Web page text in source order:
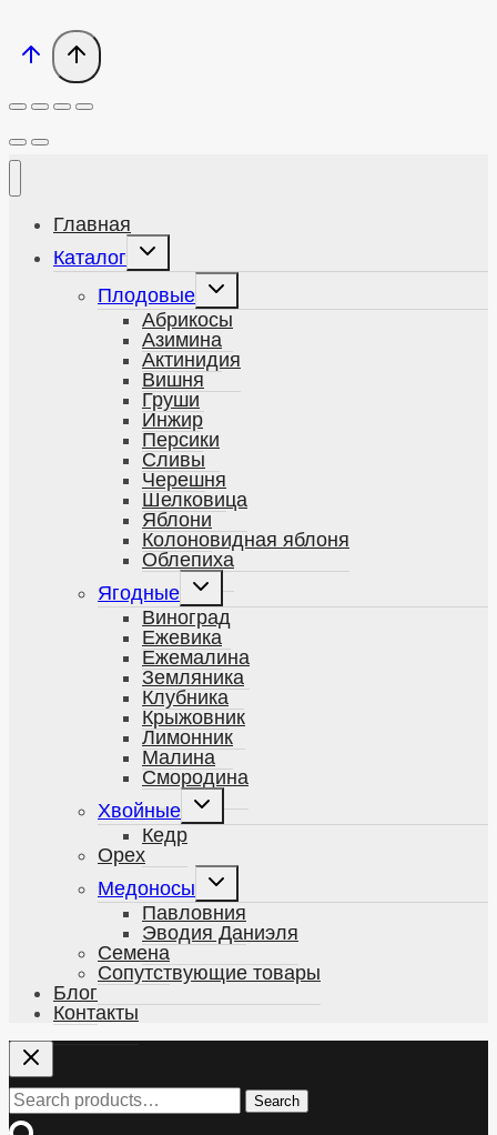
Главная
Каталог
Развернуть
дочернее
меню
Плодовые
Развернуть
дочернее
меню
Абрикосы
Азимина
Актинидия
Вишня
Груши
Инжир
Персики
Сливы
Черешня
Шелковица
Яблони
Колоновидная яблоня
Облепиха
Ягодные
Развернуть
дочернее
меню
Виноград
Ежевика
Ежемалина
Земляника
Клубника
Крыжовник
Лимонник
Малина
Смородина
Хвойные
Развернуть
дочернее
меню
Кедр
Орех
Медоносы
Развернуть
дочернее
меню
Павловния
Эводия Даниэля
Семена
Сопутствующие товары
Блог
Контакты
Search
Search